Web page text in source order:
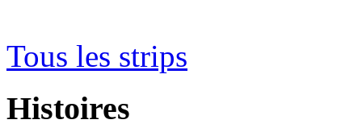
Tous les strips
Histoires